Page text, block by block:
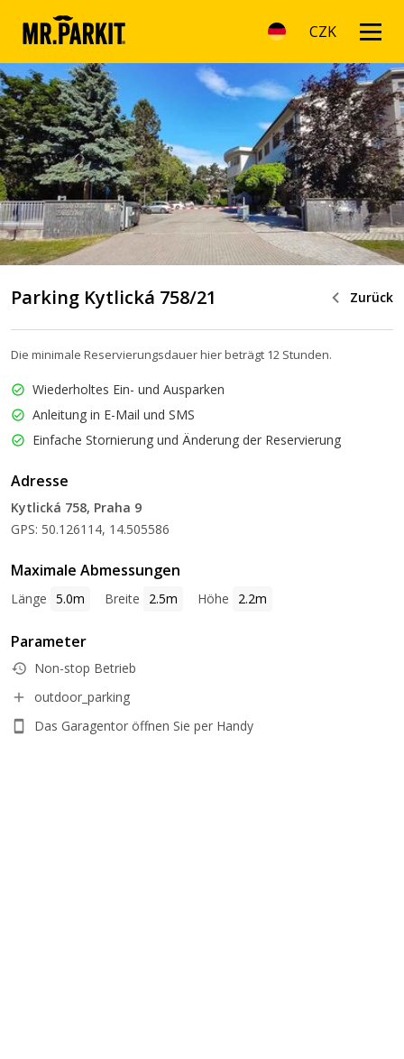
CZK
Parking Kytlická 758/21 Zurück
Die minimale Reservierungsdauer hier beträgt 12 Stunden.
Wiederholtes Ein- und Ausparken
Anleitung in E-Mail und SMS
Einfache Stornierung und Änderung der Reservierung
Adresse
Kytlická 758, Praha 9
GPS: 50.126114, 14.505586
Maximale Abmessungen
Länge 5.0m Breite 2.5m Höhe 2.2m
Parameter
Non-stop Betrieb
outdoor_parking
Das Garagentor öffnen Sie per Handy